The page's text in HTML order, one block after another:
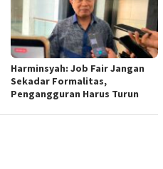
Harminsyah: Job Fair Jangan
Sekadar Formalitas,
Pengangguran Harus Turun